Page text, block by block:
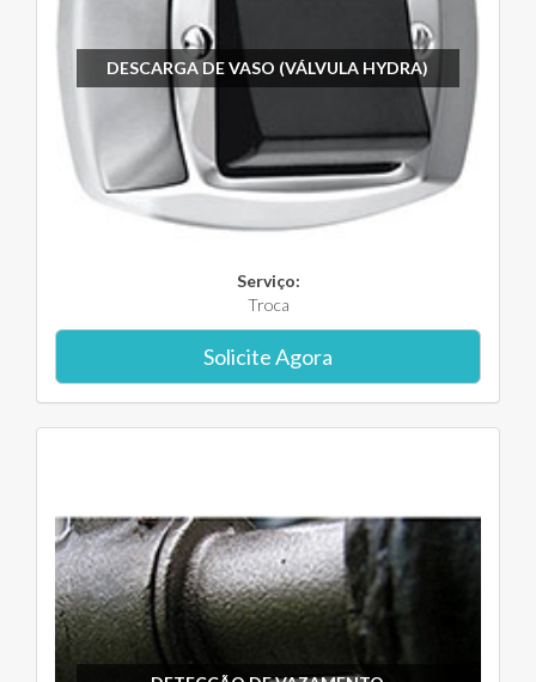
DESCARGA DE VASO (VÁLVULA HYDRA)
Serviço:
Troca
Solicite Agora